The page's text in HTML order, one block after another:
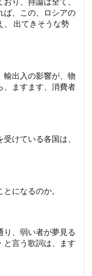
ば、この、ロシアの
、 出てきそうな勢
輸出入の影響が、物
、ますます、消費者
けている各国は、
になるのか。
り、弱い者が夢見る
と言う歌詞は、ます